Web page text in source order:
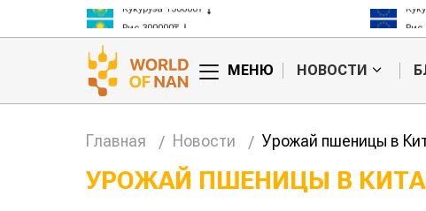
Рис 300000₸
Пшеница 3 класс 125000₸
Рис
МЕНЮ НОВОСТИ
Главная Новости Урожай пшеницы в
УРОЖАЙ ПШЕНИЦЫ В